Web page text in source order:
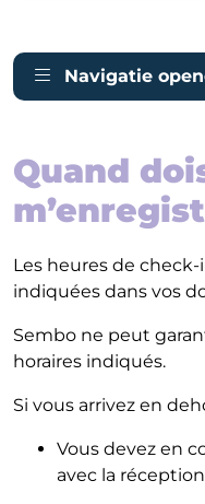
Navigatie
Quand
Les heures de
indiquées dans vos
Sembo ne peut
horaires indiqués.
Si vous arrivez en
Vous devez en
avec la